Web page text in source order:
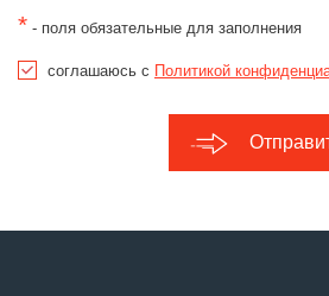
* - поля обязательные для заполнения
соглашаюсь с Политикой